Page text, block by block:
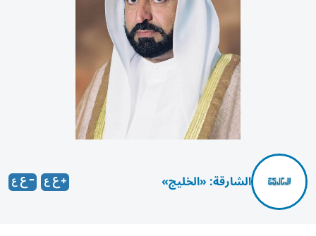
الشارقة: «الخليج»